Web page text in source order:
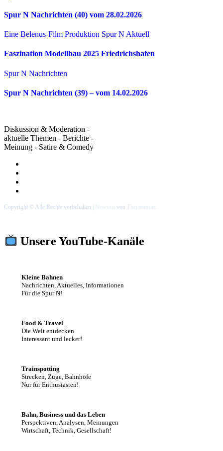
Spur N Nachrichten (40) vom 28.02.2026
Eine Belenus-Film Produktion Spur N Aktuell
Faszination Modellbau 2025 Friedrichshafen
Spur N Nachrichten
Spur N Nachrichten (39) – vom 14.02.2026
Diskussion & Moderation -
aktuelle Themen - Berichte -
Meinung - Satire & Comedy
Copyright © Alle Rechte vorbehalten Newsxo von Themeansar.
Unsere YouTube-Kanäle
Kleine Bahnen
Nachrichten, Aktuelles, Informationen
Für die Spur N!
Food & Travel
Die Welt entdecken
Interessant und lecker!
Trainspotting
Strecken, Züge, Bahnhöfe
Nur für Enthusiasten!
Bahn, Business und das Leben
Perspektiven, Analysen, Meinungen
Wirtschaft, Technik, Gesellschaft!